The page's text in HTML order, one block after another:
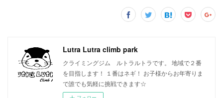
Lutra Lutra climb park
クライミングジム ルトラルトラです。 地域で２番
を目指します！ １番はネギ！ お子様からお年寄りま
で誰でも気軽に挑戦できます☆